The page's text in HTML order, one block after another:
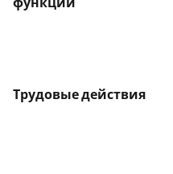
функции
Трудовые действия